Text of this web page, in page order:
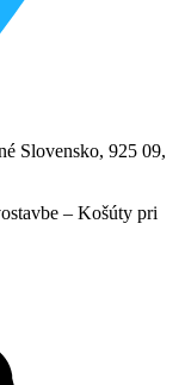
Slovensko, 925 09,